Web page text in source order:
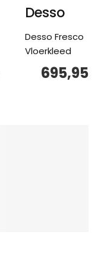
Desso
Desso Fresco
Vloerkleed
695,95